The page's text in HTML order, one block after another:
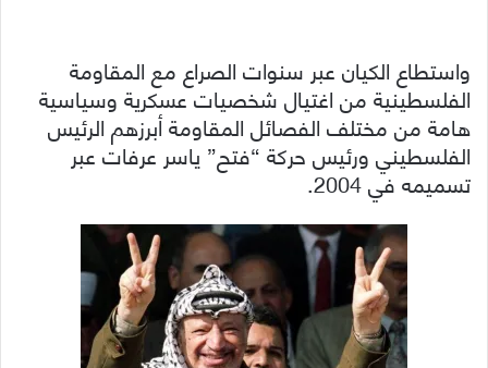
واستطاع الكيان عبر سنوات الصراع مع المقاومة
الفلسطينية من اغتيال شخصيات عسكرية وسياسية
هامة من مختلف الفصائل المقاومة أبرزهم الرئيس
الفلسطيني ورئيس حركة “فتح” ياسر عرفات عبر
تسميمه في 2004.